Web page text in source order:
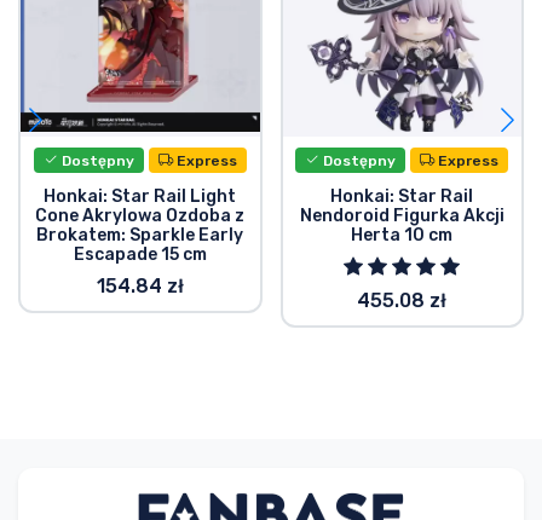
Dostępny Express
Honkai: Star Rail Light
Cone Akrylowa Ozdoba z
Brokatem: Sparkle Early
Escapade 15 cm
154.84 zł
Dostępny Express
Honkai: Star Rail
Nendoroid Figurka Akcji
Herta 10 cm
455.08 zł